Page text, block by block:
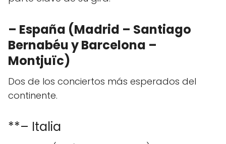
– España (Madrid – Santiago
Bernabéu y Barcelona –
Montjuïc)
Dos de los conciertos más esperados del
continente.
**– Italia